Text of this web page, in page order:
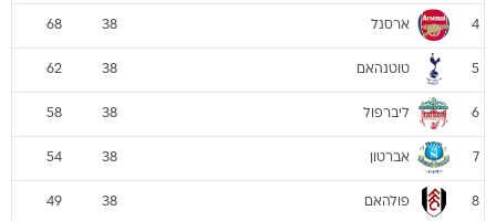
4 ארסנל 38
68
5 טוטנהאם 38
62
6 ליברפול 38
58
7 אברטון 38
54
8 פולהאם 38
49